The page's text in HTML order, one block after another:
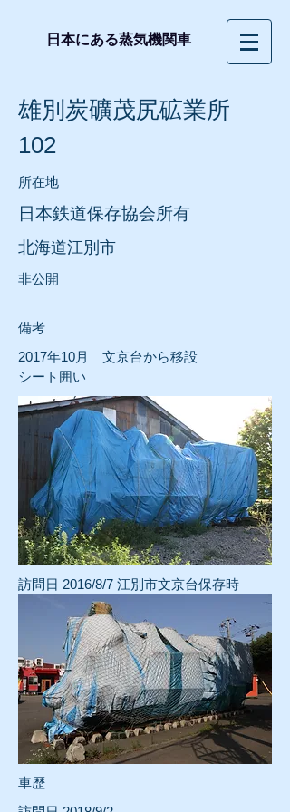
日本にある蒸気機関車
雄別炭礦茂尻砿業所
102
所在地
日本鉄道保存協会所有
北海道江別市
​非公開
​備考
2017年10月 文京台から移設
シート囲い
訪問日 2016/8/7 江別市文京台保存時
車歴